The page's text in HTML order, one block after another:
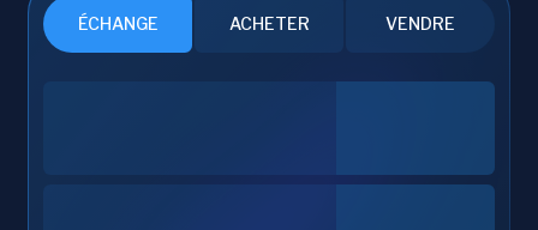
ÉCHANGE ACHETER VENDRE